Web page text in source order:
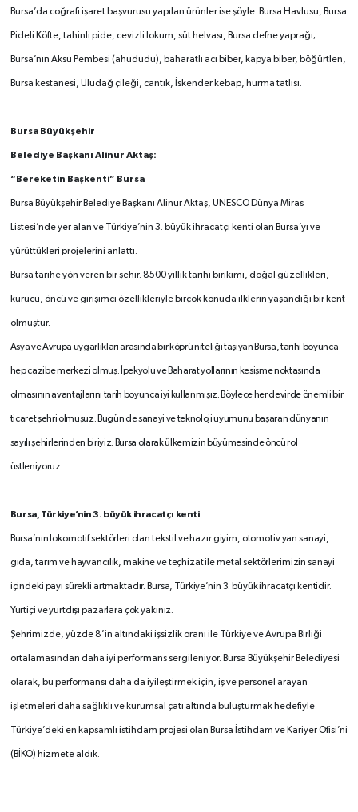
Bursa’da coğrafi işaret başvurusu yapılan ürünler ise şöyle: Bursa Havlusu, Bursa
Pideli Köfte, tahinli pide, cevizli lokum, süt helvası, Bursa defne yaprağı;
Bursa’nın Aksu Pembesi (ahududu), baharatlı acı biber, kapya biber, böğürtlen,
Bursa kestanesi, Uludağ çileği, cantık, İskender kebap, hurma tatlısı.
Bursa Büyükşehir
Belediye Başkanı Alinur Aktaş:
“Bereketin Başkenti” Bursa
Bursa Büyükşehir Belediye Başkanı Alinur Aktaş, UNESCO Dünya Miras
Listesi’nde yer alan ve Türkiye’nin 3. büyük ihracatçı kenti olan Bursa’yı ve
yürüttükleri projelerini anlattı.
Bursa tarihe yön veren bir şehir. 8500 yıllık tarihi birikimi, doğal güzellikleri,
kurucu, öncü ve girişimci özellikleriyle birçok konuda ilklerin yaşandığı bir kent
olmuştur.
Asya ve Avrupa uygarlıkları arasında bir köprü niteliği taşıyan Bursa, tarihi boyunca
hep cazibe merkezi olmuş. İpekyolu ve Baharat yollarının kesişme noktasında
olmasının avantajlarını tarih boyunca iyi kullanmışız. Böylece her devirde önemli bir
ticaret şehri olmuşuz. Bugün de sanayi ve teknoloji uyumunu başaran dünyanın
sayılı şehirlerinden biriyiz. Bursa olarak ülkemizin büyümesinde öncü rol
üstleniyoruz.
Bursa, Türkiye’nin 3. büyük ihracatçı kenti
Bursa’nın lokomotif sektörleri olan tekstil ve hazır giyim, otomotiv yan sanayi,
gıda, tarım ve hayvancılık, makine ve teçhizat ile metal sektörlerimizin sanayi
içindeki payı sürekli artmaktadır. Bursa, Türkiye’nin 3. büyük ihracatçı kentidir.
Yurtiçi ve yurtdışı pazarlara çok yakınız.
Şehrimizde, yüzde 8’in altındaki işsizlik oranı ile Türkiye ve Avrupa Birliği
ortalamasından daha iyi performans sergileniyor. Bursa Büyükşehir Belediyesi
olarak, bu performansı daha da iyileştirmek için, iş ve personel arayan
işletmeleri daha sağlıklı ve kurumsal çatı altında buluşturmak hedefiyle
Türkiye’deki en kapsamlı istihdam projesi olan Bursa İstihdam ve Kariyer Ofisi’ni
(BİKO) hizmete aldık.